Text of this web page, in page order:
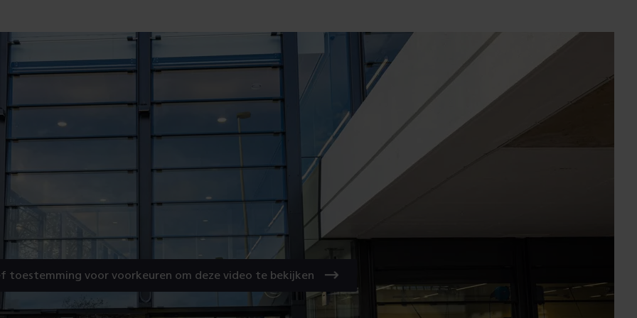
toestemming voor voorkeuren om deze video te bekijken